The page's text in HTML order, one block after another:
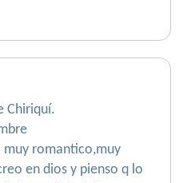
Chiriquí.
romantico,muy
en dios y pienso q lo